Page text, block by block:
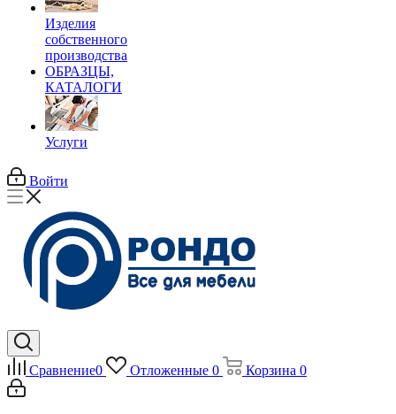
Изделия
собственного
производства
ОБРАЗЦЫ,
КАТАЛОГИ
Услуги
Войти
Сравнение0 Отложенные 0 Корзина 0